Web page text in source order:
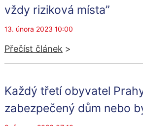
vždy riziková místa”
13. února 2023 10:00
Přečíst článek >
Každý třetí obyvatel
zabezpečený dům nebo